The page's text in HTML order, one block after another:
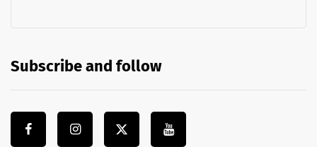
Subscribe and follow